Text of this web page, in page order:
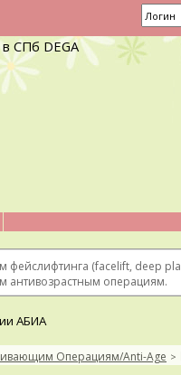
фейслифтинга (facelift, deep
антивозрастным операциям.
Операциям/Anti-Age >